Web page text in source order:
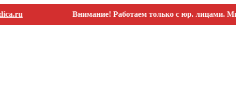
Внимание! Работаем только с юр. лицами.